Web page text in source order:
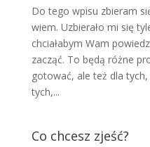
Do tego wpisu zbieram
wiem. Uzbierało mi się
chciałabym Wam
zacząć. To będą różne
gotować, ale też dla
tych,...
Co chcesz zjeść?